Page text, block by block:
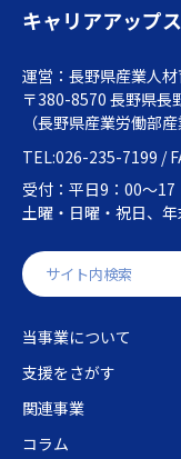
キャリアアップ
運営：長野県産業人
〒380-8570 長野県長
（長野県産業労働部
TEL:026-235-7199 /
受付：平日9：00～17
土曜・日曜・祝日、年
当事業について
支援をさがす
関連事業
コラム